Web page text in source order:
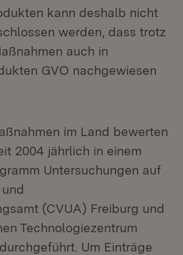
kann deshalb nicht
werden, dass trotz
auch in
GVO nachgewiesen
im Land bewerten
2004 jährlich in einem
Untersuchungen auf
(CVUA) Freiburg und
Technologiezentrum
Um Einträge